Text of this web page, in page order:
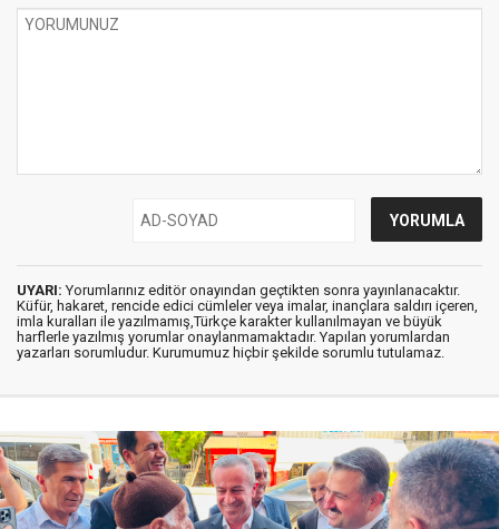
UYARI: Yorumlarınız editör onayından geçtikten sonra yayınlanacaktır.
Küfür, hakaret, rencide edici cümleler veya imalar, inançlara saldırı içeren,
imla kuralları ile yazılmamış,Türkçe karakter kullanılmayan ve büyük
harflerle yazılmış yorumlar onaylanmamaktadır. Yapılan yorumlardan
yazarları sorumludur. Kurumumuz hiçbir şekilde sorumlu tutulamaz.